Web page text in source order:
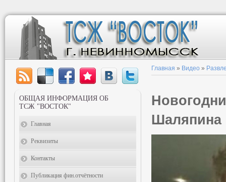
Главная » Видео »
Шаляпина
ОБЩАЯ ИНФОРМАЦИЯ ОБ
ТСЖ "ВОСТОК"
Главная
Реквизиты
Контакты
Публикация фин.отчётности